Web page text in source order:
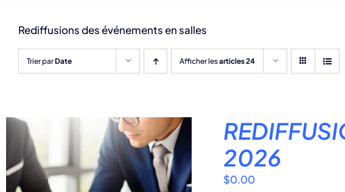
Rediffusions des événements en salles
Trier parDate Afficher lesarticles 24
2026
$0.00